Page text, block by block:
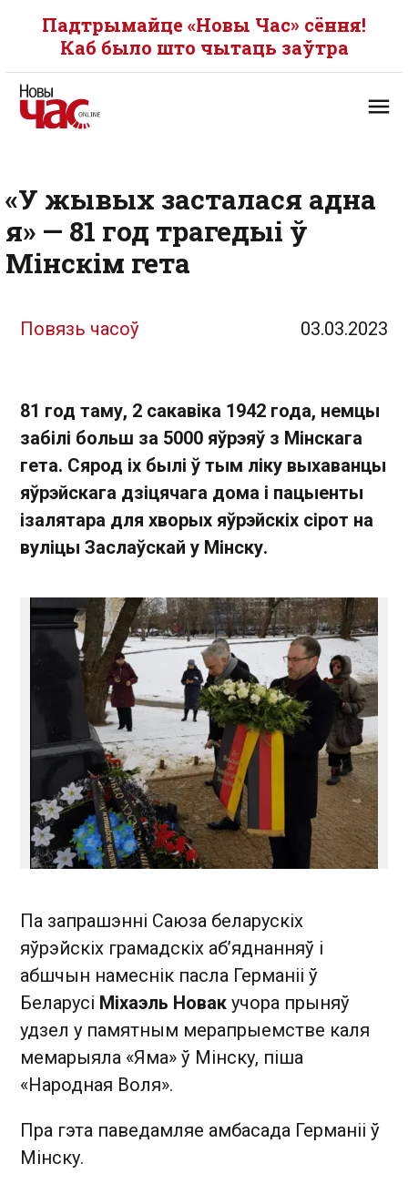
Падтрымайце «Новы Час» сёння!
Каб было што чытаць заўтра
«У жывых засталася адна
я» — 81 год трагедыі ў
Мінскім гета
Повязь часоў 03.03.2023
81 год таму, 2 сакавіка 1942 года, немцы
забілі больш за 5000 яўрэяў з Мінскага
гета. Сярод іх былі ў тым ліку выхаванцы
яўрэйскага дзіцячага дома і пацыенты
ізалятара для хворых яўрэйскіх сірот на
вуліцы Заслаўскай у Мінску.
Па запрашэнні Саюза беларускіх
яўрэйскіх грамадскіх аб’яднанняў і
абшчын намеснік пасла Германіі ў
Беларусі Міхаэль Новак учора прыняў
удзел у памятным мерапрыемстве каля
мемарыяла «Яма» ў Мінску, піша
«Народная Воля».
Пра гэта паведамляе амбасада Германіі ў
Мінску.